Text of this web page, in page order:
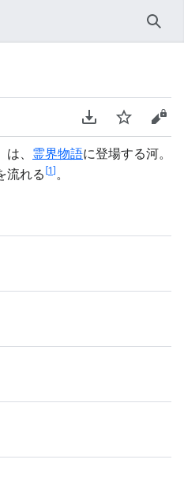
検索
PDFをダウンロ
ウォッチソ
、 霊界物語に登場する河。
流れる [1]。